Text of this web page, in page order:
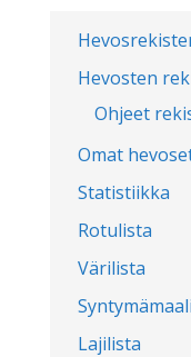
Hevosten
Ohjeet
Omat
Statistiikka
Rotulista
Värilista
Lajilista